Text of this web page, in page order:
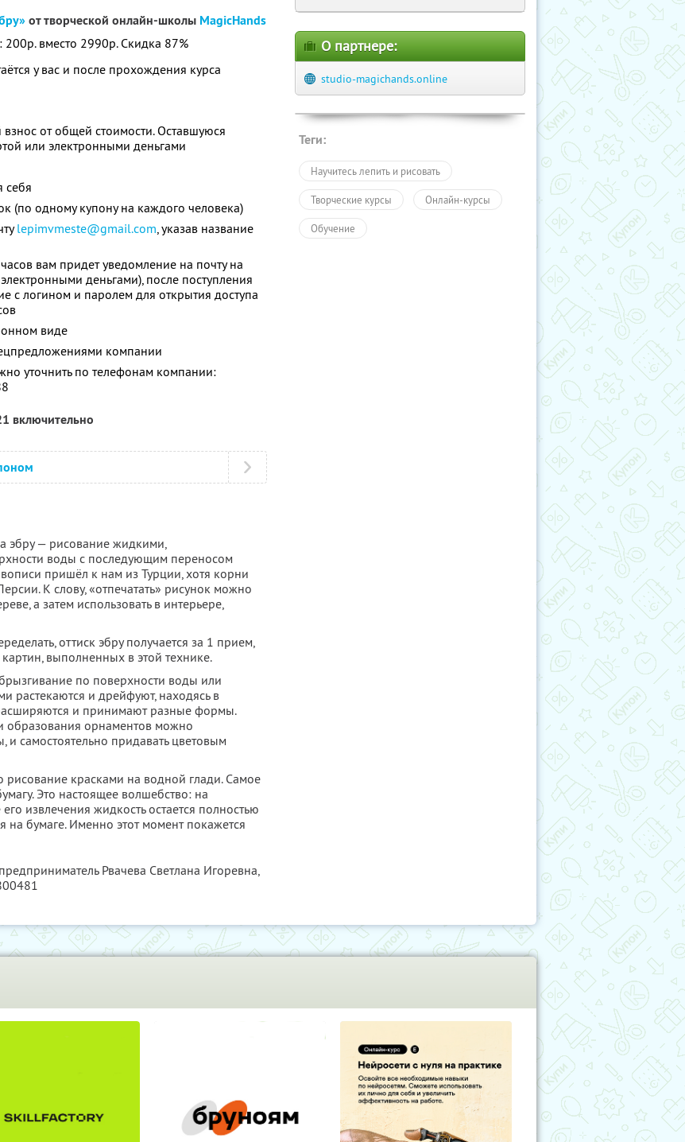
от творческой онлайн-школы MagicHands
200р. вместо 2990р. Скидка 87%
у вас и после прохождения курса
от общей стоимости. Оставшуюся
или электронными деньгами
себя
(по одному купону на каждого человека)
lepimvmeste@gmail.com, указав название
вам придет уведомление на почту на
деньгами), после поступления
с логином и паролем для открытия доступа
виде
компании
уточнить по телефонам компании:
включительно
эбру — рисование жидкими,
воды с последующим переносом
пришёл к нам из Турции, хотя корни
К слову, «отпечатать» рисунок можно
а затем использовать в интерьере,
оттиск эбру получается за 1 прием,
выполненных в этой технике.
по поверхности воды или
растекаются и дрейфуют, находясь в
и принимают разные формы.
образования орнаментов можно
и самостоятельно придавать цветовым
рисование красками на водной глади. Самое
Это настоящее волшебство: на
извлечения жидкость остается полностью
на бумаге. Именно этот момент покажется
Рвачева Светлана Игоревна,
О партнере:
studio-magichands.online
Теги:
Научитесь лепить и рисовать
Творческие курсы Онлайн-курсы
Обучение